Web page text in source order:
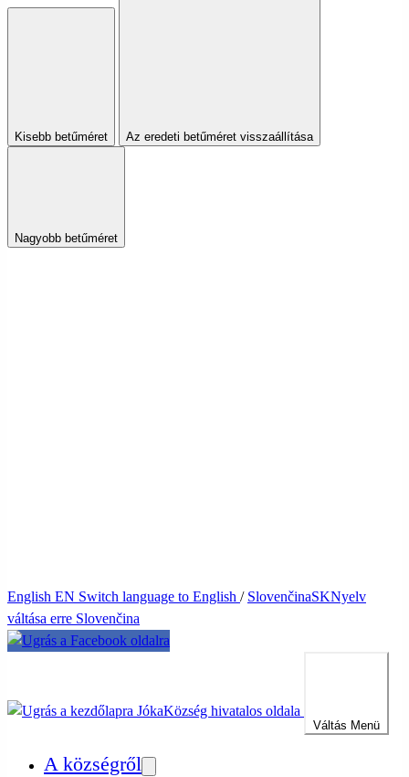
Kisebb betűméret Az eredeti betűméret visszaállítása
Nagyobb betűméret
English EN Switch language to English / SlovenčinaSKNyelv
váltása erre Slovenčina
JókaKözség hivatalos oldala
Váltás Menü
A községről